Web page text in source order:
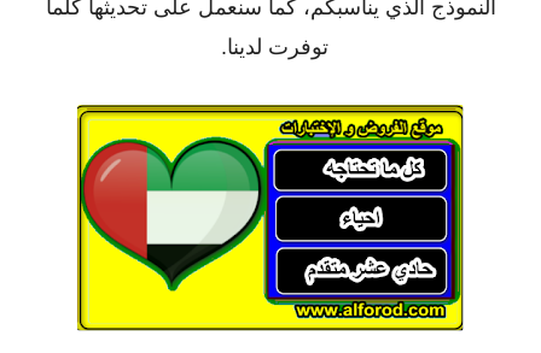
النموذج الذي يناسبكم، كما سنعمل على تحديثها كلما
توفرت لدينا.